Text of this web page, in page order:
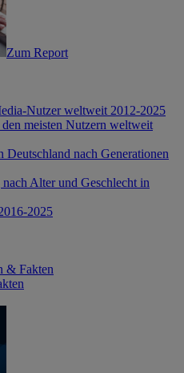
Zum Report
Nutzer weltweit 2012-2025
meisten Nutzern weltweit
Deutschland nach Generationen
Alter und Geschlecht in
2025
& Fakten